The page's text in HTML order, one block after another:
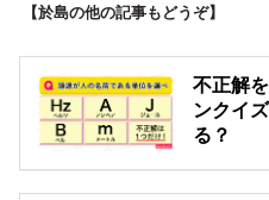
【於島の他の記事もどうぞ】
不正解
ンクイ
る？